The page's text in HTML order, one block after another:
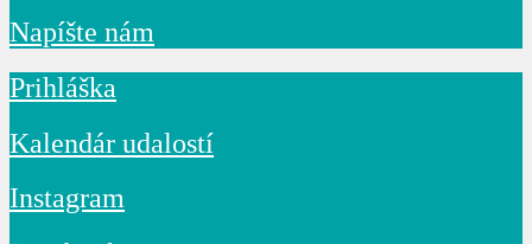
Napíšte nám
Prihláška
Kalendár udalostí
Instagram